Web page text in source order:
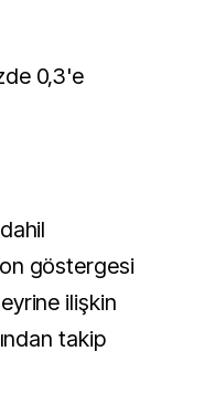
0,3'e
göstergesi
ilişkin
takip